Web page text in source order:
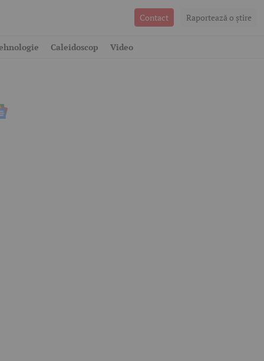
Contact Raportează o ştire
Caleidoscop Video